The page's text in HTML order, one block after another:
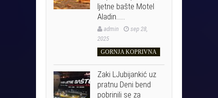
ljetne bašte Motel
Aladin……
admin
sep 28,
2025
GORNJA KOPRIVNA
Zaki LJubijankić uz
pratnu Deni bend
pobrinili se za